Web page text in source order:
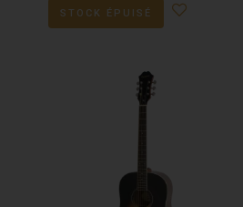
STOCK ÉPUISÉ